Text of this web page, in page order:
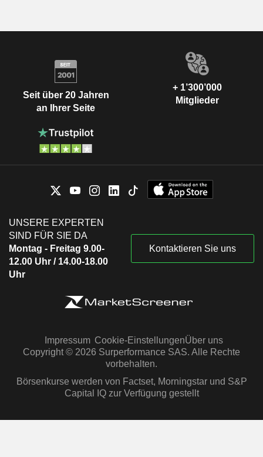
Seit über 20 Jahren
an Ihrer Seite
+ 1’300’000
Mitglieder
UNSERE EXPERTEN
SIND FÜR SIE DA
Montag - Freitag 9.00-
12.00 Uhr / 14.00-18.00
Uhr
Kontaktieren Sie uns
Impressum Cookie-EinstellungenÜber uns
Copyright © 2026 Surperformance SAS. Alle Rechte
vorbehalten.
Börsenkurse werden von Factset, Morningstar und S&P
Capital IQ zur Verfügung gestellt